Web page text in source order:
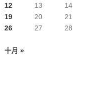
十月 »
12 13
14
19 20
21
26 27
28